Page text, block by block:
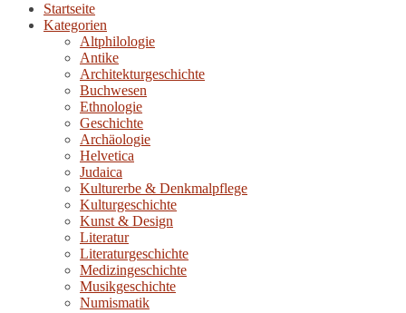
Startseite
Kategorien
Altphilologie
Antike
Architekturgeschichte
Buchwesen
Ethnologie
Geschichte
Archäologie
Helvetica
Judaica
Kulturerbe & Denkmalpflege
Kulturgeschichte
Kunst & Design
Literatur
Literaturgeschichte
Medizingeschichte
Musikgeschichte
Numismatik